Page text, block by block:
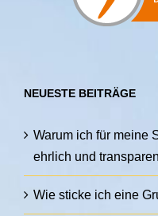
NEUESTE BEITRÄGE
Warum ich für meine
ehrlich und
Wie sticke ich eine